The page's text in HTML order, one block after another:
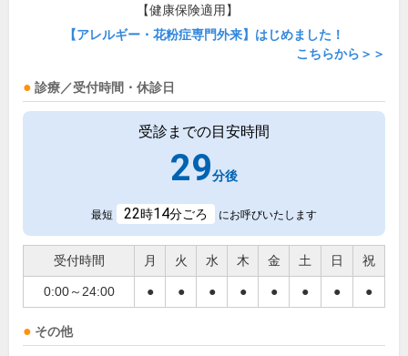
【健康保険適用】
【アレルギー・花粉症専門外来】はじめました！
こちらから＞＞
診療／受付時間・休診日
受診までの目安時間
29分後
最短 22時14分ごろ にお呼びいたします
受付時間 月 火 水 木 金 土 日 祝
0:00～24:00 ● ● ● ● ● ● ● ●
その他